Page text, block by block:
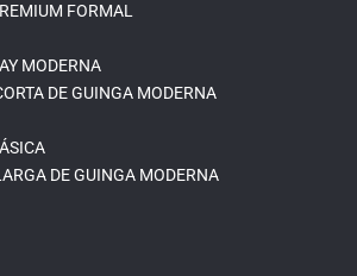
FORMAL
MODERNA
DE GUINGA MODERNA
DE GUINGA MODERNA